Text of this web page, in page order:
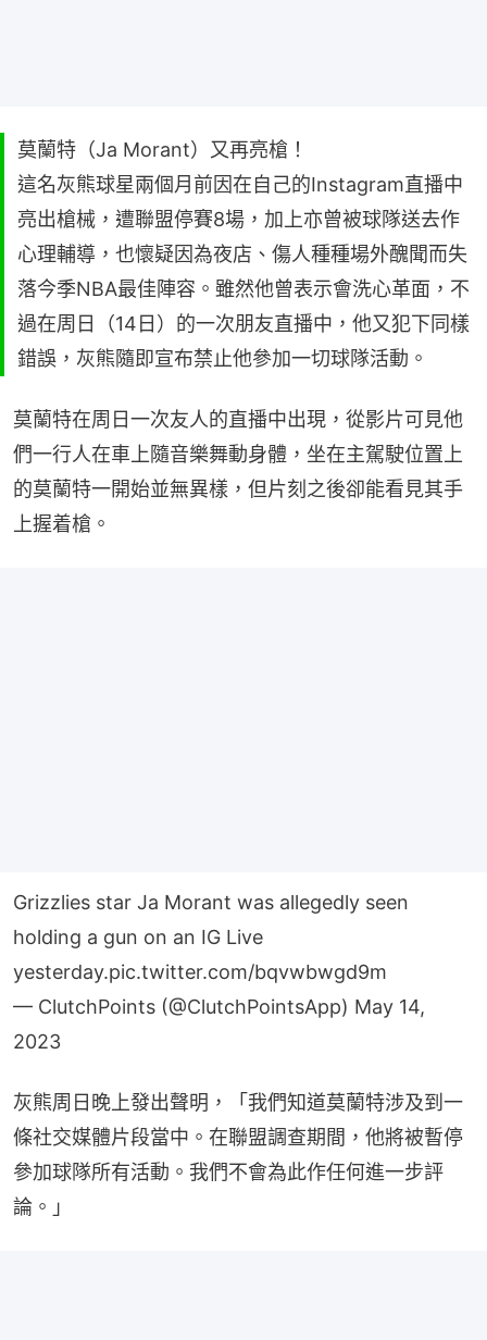
莫蘭特（Ja Morant）又再亮槍！
這名灰熊球星兩個月前因在自己的Instagram直播中
亮出槍械，遭聯盟停賽8場，加上亦曾被球隊送去作
心理輔導，也懷疑因為夜店、傷人種種場外醜聞而失
落今季NBA最佳陣容。雖然他曾表示會洗心革面，不
過在周日（14日）的一次朋友直播中，他又犯下同樣
錯誤，灰熊隨即宣布禁止他參加一切球隊活動。
莫蘭特在周日一次友人的直播中出現，從影片可見他
們一行人在車上隨音樂舞動身體，坐在主駕駛位置上
的莫蘭特一開始並無異樣，但片刻之後卻能看見其手
上握着槍。
Grizzlies star Ja Morant was allegedly seen
holding a gun on an IG Live
yesterday.pic.twitter.com/bqvwbwgd9m
— ClutchPoints (@ClutchPointsApp) May 14,
2023
灰熊周日晚上發出聲明，「我們知道莫蘭特涉及到一
條社交媒體片段當中。在聯盟調查期間，他將被暫停
參加球隊所有活動。我們不會為此作任何進一步評
論。」